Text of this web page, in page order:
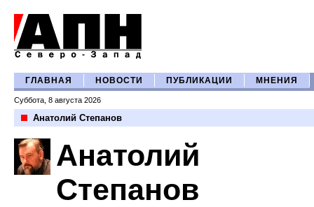
ГЛАВНАЯ НОВОСТИ ПУБЛИКАЦИИ МНЕНИЯ
Суббота, 8 августа 2026
Анатолий Степанов
Анатолий
Степанов